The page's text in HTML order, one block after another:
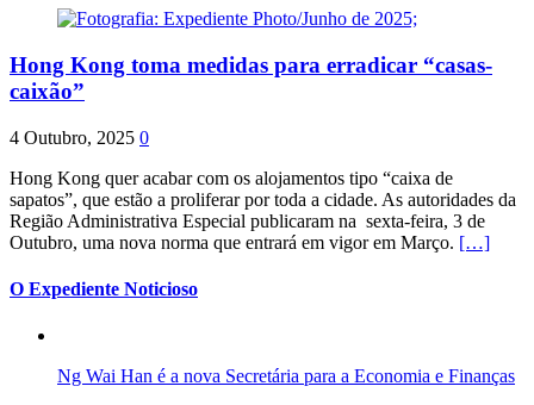
Hong Kong toma medidas para erradicar “casas-
caixão”
4 Outubro, 2025 0
Hong Kong quer acabar com os alojamentos tipo “caixa de
sapatos”, que estão a proliferar por toda a cidade. As autoridades da
Região Administrativa Especial publicaram na sexta-feira, 3 de
Outubro, uma nova norma que entrará em vigor em Março. […]
O Expediente Noticioso
Ng Wai Han é a nova Secretária para a Economia e Finanças